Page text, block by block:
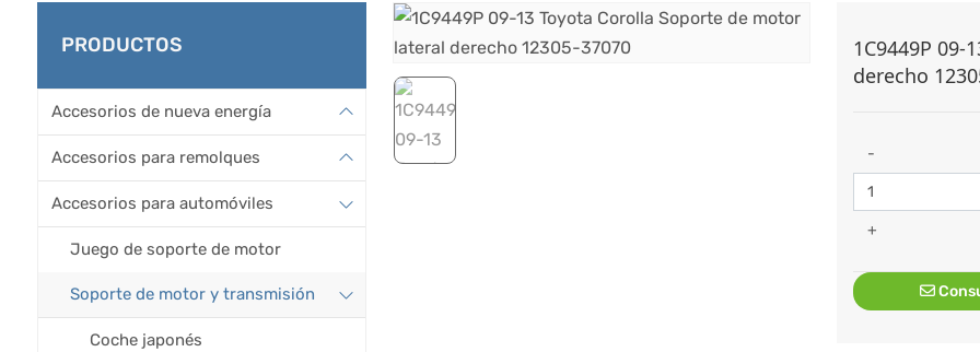
1C9449P
derecho
-
+
PRODUCTOS
Accesorios de nueva energía
Accesorios para remolques
Accesorios para automóviles
Juego de soporte de motor
Soporte de motor y transmisión
Coche japonés